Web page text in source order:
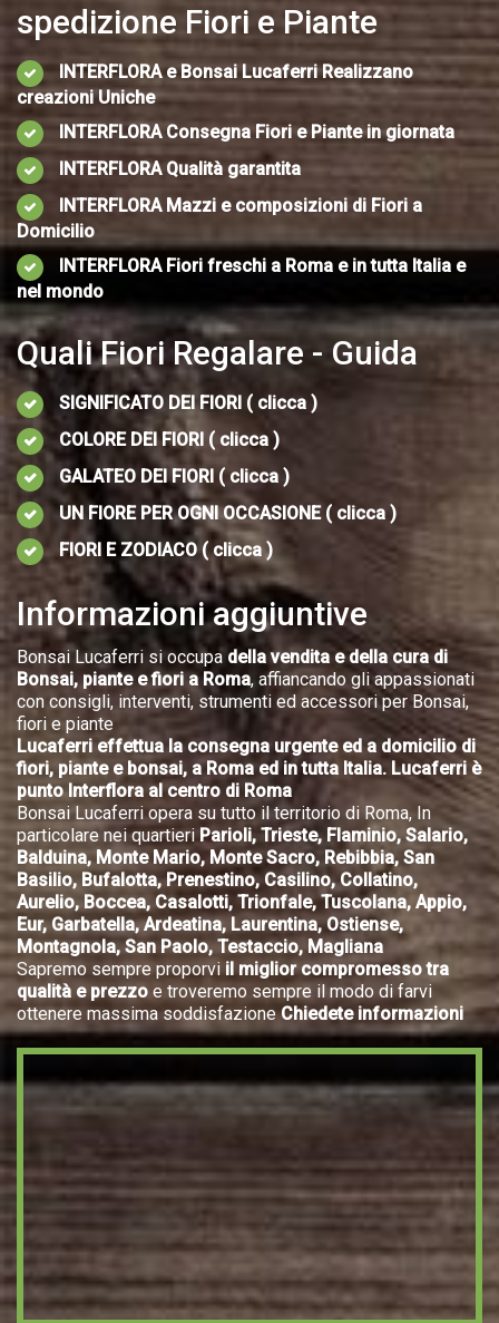
spedizione Fiori e Piante
INTERFLORA e Bonsai Lucaferri Realizzano
creazioni Uniche
INTERFLORA Consegna Fiori e Piante in giornata
INTERFLORA Qualità garantita
INTERFLORA Mazzi e composizioni di Fiori a
Domicilio
INTERFLORA Fiori freschi a Roma e in tutta Italia e
nel mondo
Quali Fiori Regalare - Guida
SIGNIFICATO DEI FIORI ( clicca )
COLORE DEI FIORI ( clicca )
GALATEO DEI FIORI ( clicca )
UN FIORE PER OGNI OCCASIONE ( clicca )
FIORI E ZODIACO ( clicca )
Informazioni aggiuntive
Bonsai Lucaferri si occupa della vendita e della cura di
Bonsai, piante e fiori a Roma, affiancando gli appassionati
con consigli, interventi, strumenti ed accessori per Bonsai,
fiori e piante
Lucaferri effettua la consegna urgente ed a domicilio di
fiori, piante e bonsai, a Roma ed in tutta Italia. Lucaferri è
punto Interflora al centro di Roma
Bonsai Lucaferri opera su tutto il territorio di Roma, In
particolare nei quartieri Parioli, Trieste, Flaminio, Salario,
Balduina, Monte Mario, Monte Sacro, Rebibbia, San
Basilio, Bufalotta, Prenestino, Casilino, Collatino,
Aurelio, Boccea, Casalotti, Trionfale, Tuscolana, Appio,
Eur, Garbatella, Ardeatina, Laurentina, Ostiense,
Montagnola, San Paolo, Testaccio, Magliana
Sapremo sempre proporvi il miglior compromesso tra
qualità e prezzo e troveremo sempre il modo di farvi
ottenere massima soddisfazioneChiedete informazioni